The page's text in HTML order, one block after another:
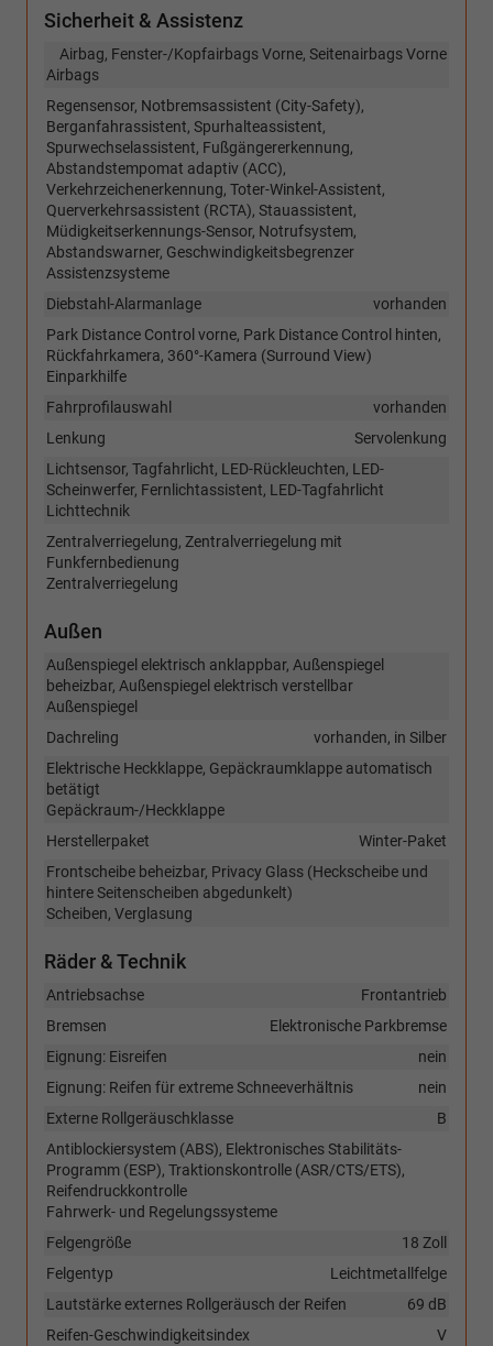
Sicherheit & Assistenz
Airbag, Fenster-/Kopfairbags Vorne, Seitenairbags Vorne
Airbags
Regensensor, Notbremsassistent (City-Safety),
Berganfahrassistent, Spurhalteassistent,
Spurwechselassistent, Fußgängererkennung,
Abstandstempomat adaptiv (ACC),
Verkehrzeichenerkennung, Toter-Winkel-Assistent,
Querverkehrsassistent (RCTA), Stauassistent,
Müdigkeitserkennungs-Sensor, Notrufsystem,
Abstandswarner, Geschwindigkeitsbegrenzer
Assistenzsysteme
vorhanden
Diebstahl-Alarmanlage
Park Distance Control vorne, Park Distance Control hinten,
Rückfahrkamera, 360°-Kamera (Surround View)
Einparkhilfe
vorhanden
Fahrprofilauswahl
Servolenkung
Lenkung
Lichtsensor, Tagfahrlicht, LED-Rückleuchten, LED-
Scheinwerfer, Fernlichtassistent, LED-Tagfahrlicht
Lichttechnik
Zentralverriegelung, Zentralverriegelung mit
Funkfernbedienung
Zentralverriegelung
Außen
Außenspiegel elektrisch anklappbar, Außenspiegel
beheizbar, Außenspiegel elektrisch verstellbar
Außenspiegel
vorhanden, in Silber
Dachreling
Elektrische Heckklappe, Gepäckraumklappe automatisch
betätigt
Gepäckraum-/Heckklappe
Winter-Paket
Herstellerpaket
Frontscheibe beheizbar, Privacy Glass (Heckscheibe und
hintere Seitenscheiben abgedunkelt)
Scheiben, Verglasung
Räder & Technik
Frontantrieb
Antriebsachse
Elektronische Parkbremse
Bremsen
nein
Eignung: Eisreifen
nein
Eignung: Reifen für extreme Schneeverhältnis
B
Externe Rollgeräuschklasse
Antiblockiersystem (ABS), Elektronisches Stabilitäts-
Programm (ESP), Traktionskontrolle (ASR/CTS/ETS),
Reifendruckkontrolle
Fahrwerk- und Regelungssysteme
18 Zoll
Felgengröße
Leichtmetallfelge
Felgentyp
69 dB
Lautstärke externes Rollgeräusch der Reifen
V
Reifen-Geschwindigkeitsindex